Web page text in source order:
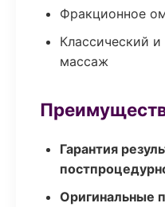
Фракционное
Классический
массаж
Гарантия
Оригинальные